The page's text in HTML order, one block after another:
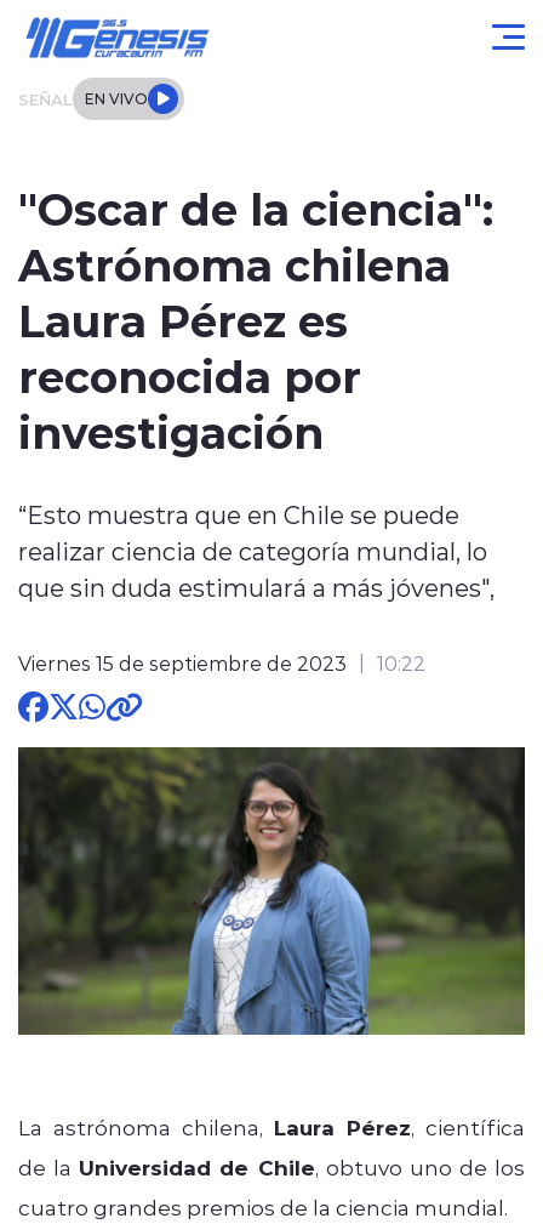
SEÑAL EN VIVO
Internacional
Deportes
"Oscar de la ciencia":
Astrónoma chilena
Laura Pérez es
reconocida por
investigación
“Esto muestra que en Chile se puede
realizar ciencia de categoría mundial, lo
que sin duda estimulará a más jóvenes",
Viernes 15 de septiembre de 2023 10:22
La astrónoma chilena, Laura Pérez, científica
de la Universidad de Chile, obtuvo uno de los
cuatro grandes premios de la ciencia mundial.